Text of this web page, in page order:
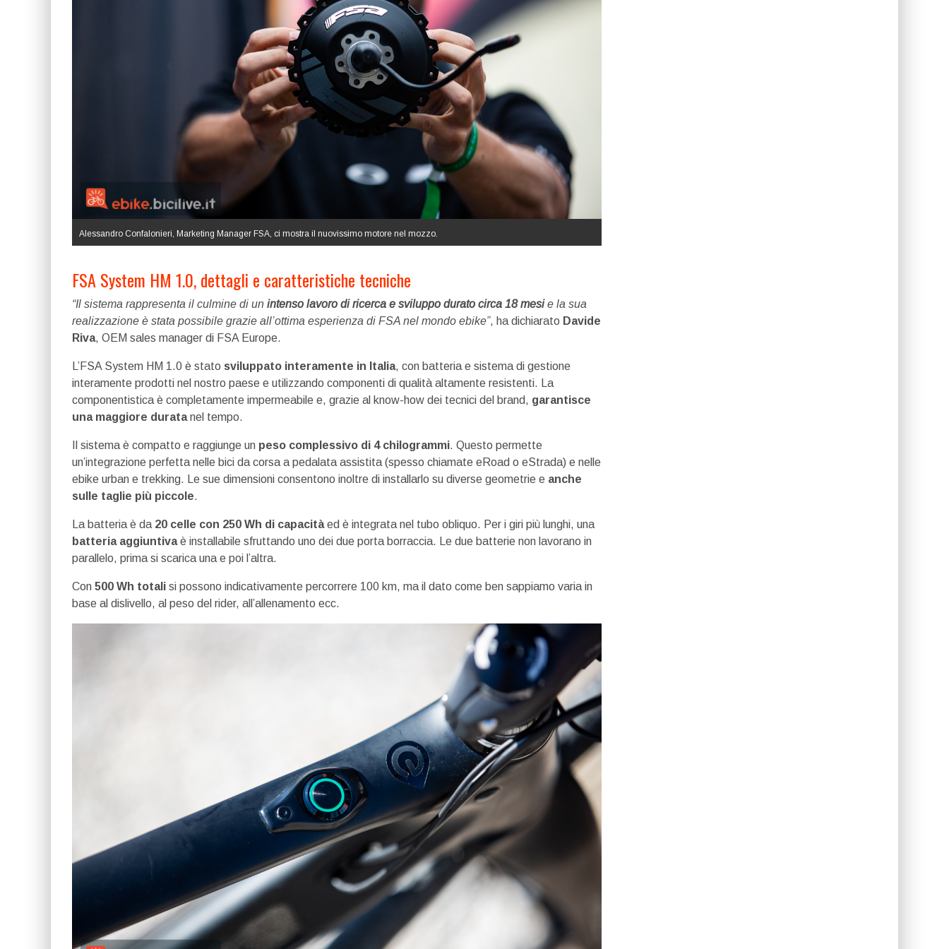
Alessandro Confalonieri, Marketing Manager FSA, ci mostra il nuovissimo motore nel mozzo.
FSA System HM 1.0, dettagli e caratteristiche tecniche
“Il sistema rappresenta il culmine di un intenso lavoro di ricerca e sviluppo durato circa 18 mesie la sua
realizzazione è stata possibile grazie all’ottima esperienza di FSA nel mondo ebike”, ha dichiarato Davide
Riva, OEM sales manager di FSA Europe.
L’FSA System HM 1.0 è stato sviluppato interamente in Italia, con batteria e sistema di gestione
interamente prodotti nel nostro paese e utilizzando componenti di qualità altamente resistenti. La
componentistica è completamente impermeabile e, grazie al know-how dei tecnici del brand, garantisce
una maggiore duratanel tempo.
Il sistema è compatto e raggiunge un peso complessivo di 4 chilogrammi. Questo permette
un’integrazione perfetta nelle bici da corsa a pedalata assistita (spesso chiamate eRoad o eStrada) e nelle
ebike urban e trekking. Le sue dimensioni consentono inoltre di installarlo su diverse geometrie e anche
sulle taglie più piccole.
La batteria è da 20 celle con 250 Wh di capacitàed è integrata nel tubo obliquo. Per i giri più lunghi, una
batteria aggiuntivaè installabile sfruttando uno dei due porta borraccia. Le due batterie non lavorano in
parallelo, prima si scarica una e poi l’altra.
Con 500 Wh totali si possono indicativamente percorrere 100 km, ma il dato come ben sappiamo varia in
base al dislivello, al peso del rider, all’allenamento ecc.